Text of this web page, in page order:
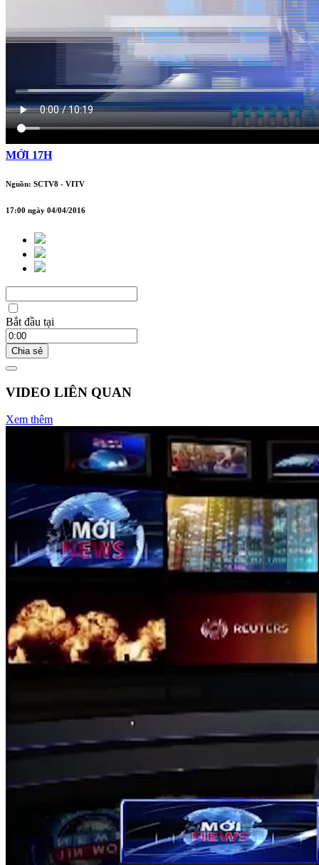
MỚI 17H
Nguồn: SCTV8 - VITV
17:00 ngày 04/04/2016
Bắt đầu tại
Chia sẻ
VIDEO LIÊN QUAN
Xem thêm